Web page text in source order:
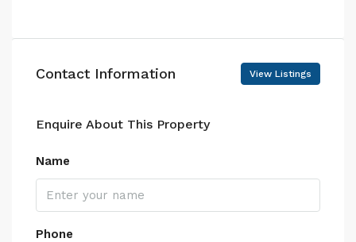
Contact Information View Listings
Enquire About This Property
Name
Phone